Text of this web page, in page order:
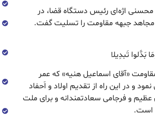
محسنی اژه‌ای رئیس دستگاه قضا، در
مجاهد جبهه مقاومت را تسلیت گفت.
تَبدِیلا
«آقای اسماعیل هنیه» که عمر
و در این راه از تقدیم اولاد و اَحفاد
عظیم و فرجامی سعادتمندانه و برای ملت
است.